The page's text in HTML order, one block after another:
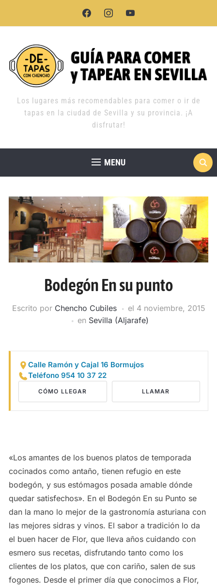
facebook instagramyoutube
Los lugares más recomendables para comer o ir de
tapas en la ciudad de Sevilla y su provincia. ¡A
disfrutar!
MENU
Bodegón En su punto
Escrito por Chencho Cubiles el 4 noviembre, 2015
en Sevilla (Aljarafe)
Calle Ramón y Cajal 16 Bormujos
Teléfono 954 10 37 22
CÓMO LLEGAR LLAMAR
«Los amantes de los buenos platos de temporada
cocinados como antaño, tienen refugio en este
bodegón, y sus estómagos posada amable dónde
quedar satisfechos». En el Bodegón En su Punto se
dan la mano lo mejor de la gastronomía asturiana con
las mejores sidras y vinos. El sabor a tradición lo da
el buen hacer de Flor, que lleva años cuidando con
esmero sus recetas, disfrutando tanto como los
clientes de los platos, que con cariño, salen de sus
fogones. Desde el primer día que conocimos a Flor,